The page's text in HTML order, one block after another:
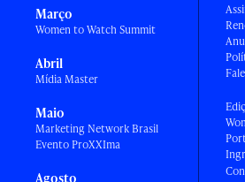
Março
Women to Watch Summit
Abril
Mídia Master
Maio
Marketing Network Brasil
Evento ProXXIma
Agosto